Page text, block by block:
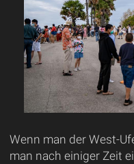
Wenn man der West-
man nach einiger Zeit